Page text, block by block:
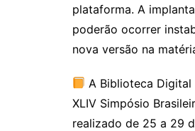
plataforma. A
poderão ocorrer
nova versão na
A Biblioteca Digital
XLIV Simpósio
realizado de 25 a 29